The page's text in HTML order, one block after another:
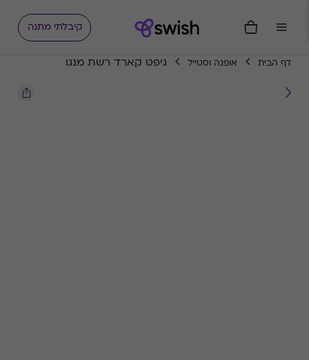
קיבלתי מתנה
דף הבית אופנה וסטייל גיפט קארד רשת מנגו